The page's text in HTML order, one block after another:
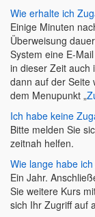
Wie erhalte ich
Einige Minuten
Überweisung
System eine E-
in dieser Zeit auch
dann auf der Seite
dem Menupunkt „
Ich habe keine
Bitte melden Sie
zeitnah helfen.
Wie lange habe
Ein Jahr.
Sie weitere Kurs
sich Ihr Zugriff auf